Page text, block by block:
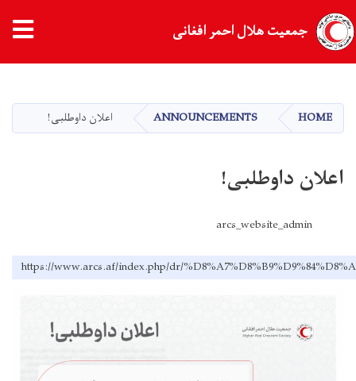
main
content
جمعیت هلال احمر افغانی
HOME
ANNOUNCEMENTS اعلان داوطلبی!
اعلان داوطلبی!
arcs_website_admin
https://www.arcs.af/index.php/dr/